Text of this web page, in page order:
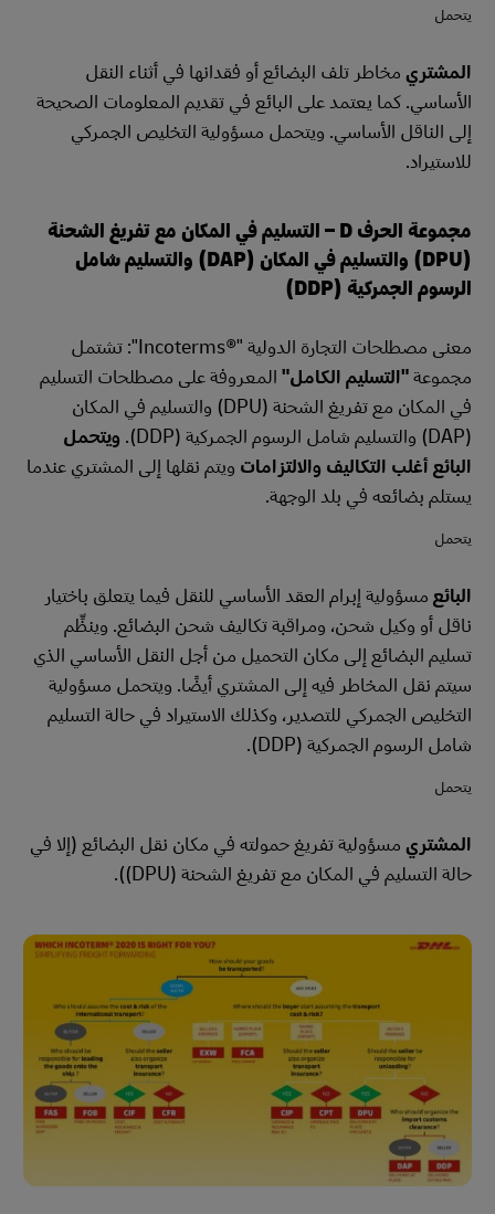
يتحمل
المشتريمخاطر تلف البضائع أو فقدانها في أثناء النقل
الأساسي. كما يعتمد على البائع في تقديم المعلومات الصحيحة
إلى الناقل الأساسي. ويتحمل مسؤولية التخليص الجمركي
للاستيراد.
مجموعة الحرف D – التسليم في المكان مع تفريغ الشحنة
(DPU) والتسليم في المكان (DAP) والتسليم شامل
الرسوم الجمركية (DDP)
معنى مصطلحات التجارة الدولية "Incoterms®‎": تشتمل
مجموعة"التسليم الكامل"المعروفة على مصطلحات التسليم
في المكان مع تفريغ الشحنة (DPU) والتسليم في المكان
(DAP) والتسليم شامل الرسوم الجمركية (DDP).
ويتحمل
البائع أغلب التكاليف والالتزامات ويتم نقلها إلى المشتري عندما
يستلم بضائعه في بلد الوجهة.
يتحمل
البائعمسؤولية إبرام العقد الأساسي للنقل فيما يتعلق باختيار
ناقل أو وكيل شحن، ومراقبة تكاليف شحن البضائع. وينظِّم
تسليم البضائع إلى مكان التحميل من أجل النقل الأساسي الذي
سيتم نقل المخاطر فيه إلى المشتري أيضًا. ويتحمل مسؤولية
التخليص الجمركي للتصدير، وكذلك الاستيراد في حالة التسليم
شامل الرسوم الجمركية (DDP).
يتحمل
المشتريمسؤولية تفريغ حمولته في مكان نقل البضائع (إلا في
حالة التسليم في المكان مع تفريغ الشحنة (DPU)).